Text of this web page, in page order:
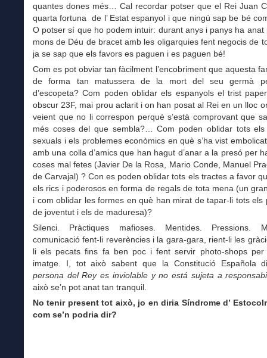
quantes dones més… Cal recordar potser que el Rei Juan
quarta fortuna de l’ Estat espanyol i que ningú sap be bé
O potser sí que ho podem intuir: durant anys i panys ha anat
mons de Déu de bracet amb les oligarquies fent negocis de
ja se sap que els favors es paguen i es paguen bé!
Com es pot obviar tan fàcilment l’encobriment que aquesta
de forma tan matussera de la mort del seu germà
d’escopeta? Com poden oblidar els espanyols el trist
obscur 23F, mai prou aclarit i on han posat al Rei en un lloc
veient que no li correspon perquè s’està comprovant que
més coses del que sembla?… Com poden oblidar tots els
sexuals i els problemes econòmics en què s’ha vist
amb una colla d’amics que han hagut d’anar a la presó per
coses mal fetes (Javier De la Rosa, Mario Conde, Manuel
de Carvajal) ? Con es poden oblidar tots els tractes a favor
els rics i poderosos en forma de regals de tota mena (un
i com oblidar les formes en què han mirat de tapar-li tots els
de joventut i els de maduresa)?
Silenci. Pràctiques mafioses. Mentides. Pressions.
comunicació fent-li reverències i la gara-gara, rient-li les
li els pecats fins fa ben poc i fent servir photo-shops per
imatge. I, tot això sabent que la Constitució Española
persona del Rey es inviolable y no está sujeta a
això se’n pot anat tan tranquil.
No tenir present tot això, jo en diria Síndrome d’
com se’n podria dir?